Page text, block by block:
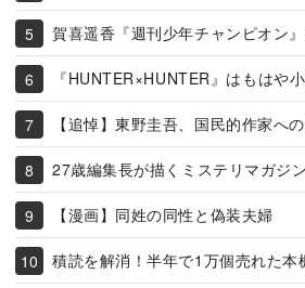
賀喜遥香『週刊少年チャンピオン
『HUNTER×HUNTER』はもはや
【追悼】東野圭吾、国民的作家へ
27歳編集長が描くミステリマガジ
【漫画】同姓の同性と偽装夫婦
積読を解消！半年で1万個売れた本